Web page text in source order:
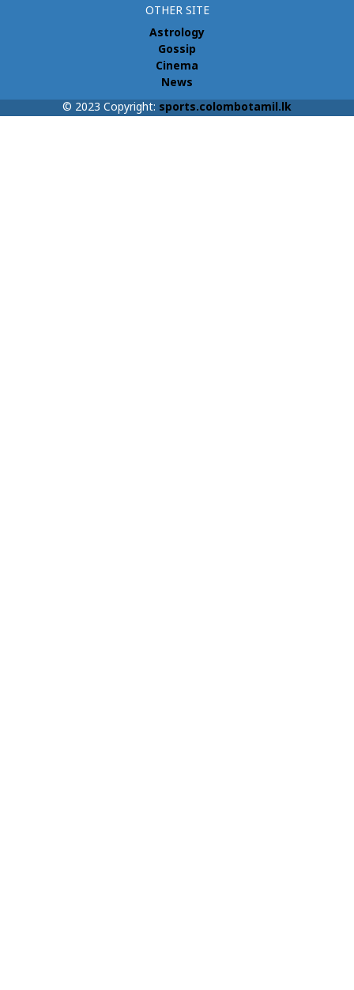
OTHER SITE
Astrology
Gossip
Cinema
News
© 2023 Copyright: sports.colombotamil.lk